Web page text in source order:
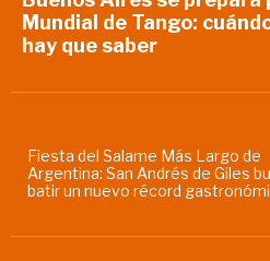
Mundial de Tango:
hay que saber
Fiesta del Salame Más Largo de
Argentina: San Andrés de Giles
batir un nuevo récord